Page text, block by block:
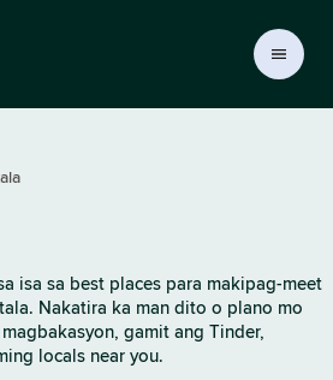
isa sa best places para makipag-meet
Nakatira ka man dito o plano mo
gamit ang Tinder,
locals near you.